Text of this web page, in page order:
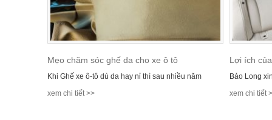
Mẹo chăm sóc ghế da cho xe ô tô
Khi Ghế xe ô-tô dù da hay nỉ thì sau nhiều năm
xem chi tiết >>
Lợi ích
Bảo Long
xem chi tiết